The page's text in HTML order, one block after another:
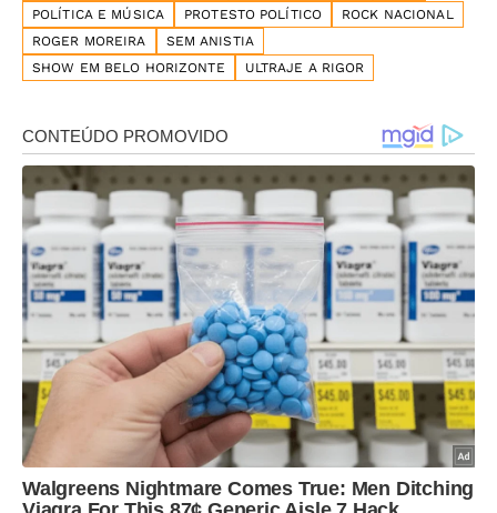
POLÍTICA E MÚSICA
PROTESTO POLÍTICO
ROCK NACIONAL
ROGER MOREIRA
SEM ANISTIA
SHOW EM BELO HORIZONTE
ULTRAJE A RIGOR